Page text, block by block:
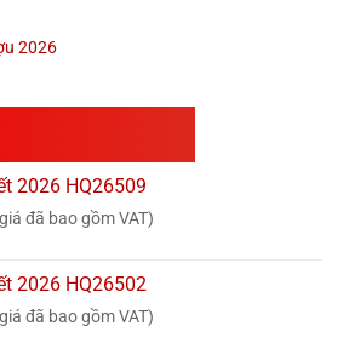
2026
2026 HQ26509
đã bao gồm VAT)
2026 HQ26502
đã bao gồm VAT)